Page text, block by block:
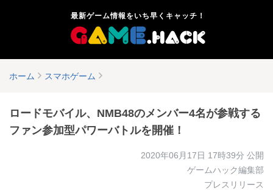
最新ゲーム情報をいち早くキャッチ！
ホーム スマホゲーム
ロードモバイル、NMB48のメンバー4名が参戦する
ファン参加型パワーバトルを開催！
2020年06月17日 17時39分 公開
ゲームハック編集部
プレスリリース